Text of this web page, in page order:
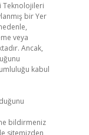
Teknolojileri
bir Yer
veya
Ancak,
kabul
bildirmeniz
sitemizden